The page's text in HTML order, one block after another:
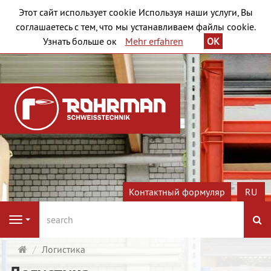
Этот сайт использует cookie Используя наши услуги, Вы
соглашаетесь с тем, что мы устанавливаем файлы cookie.
Узнать больше ок
Mehr erfahren OK
Контактный формуляр RU
Navigation
Стартовая
Логистика